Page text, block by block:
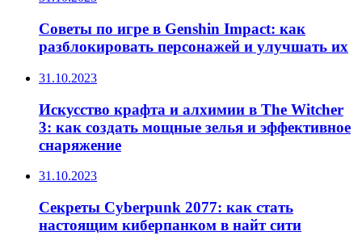
Советы по игре в Genshin Impact: как
разблокировать персонажей и улучшать их
31.10.2023
Искусство крафта и алхимии в The Witcher
3: как создать мощные зелья и эффективное
снаряжение
31.10.2023
Секреты Cyberpunk 2077: как стать
настоящим киберпанком в найт сити